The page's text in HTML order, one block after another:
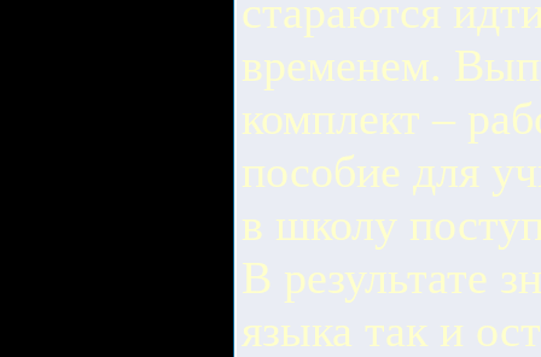
стараются
временем.
комплект –
пособие для
в школу
В результате
языка так и